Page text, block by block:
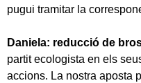
pugui tramitar la
Daniela: reducció de
partit ecologista en els
accions. La nostra aposta